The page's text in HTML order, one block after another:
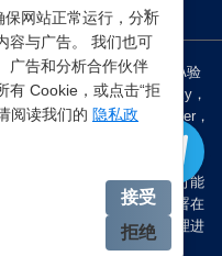
cloudflare验证、CAPTCHA验
，并提供了HTTP API和Proxy，
Cloudflare反爬虫设置Referer，
在中国大陆IP环境下直连时可能
两种方式解决：一是将其部署在
脑端开启TUN模式的全局代理进
×
网站正常运行，分析
容与广告。 我们也可
广告和分析合作伙伴
有 Cookie，或点击“拒
阅读我们的 隐私政
接受
拒绝